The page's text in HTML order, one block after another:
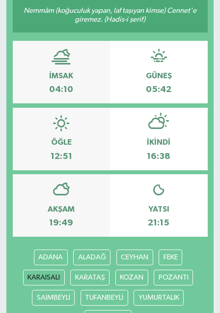
Nemmâm (koğuculuk yapan, laf taşıyan kimse) Cennet'e
giremez. (Hadis-i şerif)
İMSAK
04:10
GÜNEŞ
05:42
ÖĞLE
12:51
İKINDI
16:38
AKŞAM
19:49
YATSI
21:15
ADANA ALADAĞ CEYHAN FEKE
KARAISALI KARATAŞ KOZAN POZANTI
SAİMBEYLİ TUFANBEYLİ YUMURTALIK